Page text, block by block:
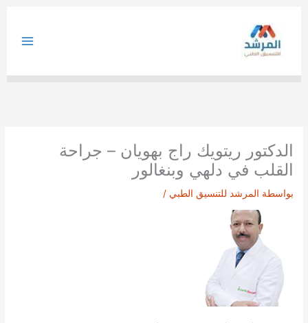
الدكتور ريتويك راج بهويان – جراحة
القلب في دلهي وبنغالور
بواسطة المرشد للتنسيق الطبي/